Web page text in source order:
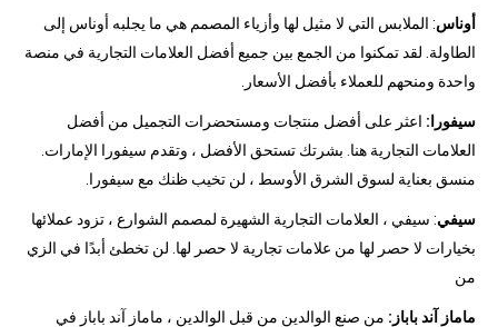
أوناس: الملابس التي لا مثيل لها وأزياء المصمم هي ما يجلبه أوناس إلى
الطاولة. لقد تمكنوا من الجمع بين جميع أفضل العلامات التجارية في منصة
واحدة ومنحهم للعملاء بأفضل الأسعار.
سيفورا: اعثر على أفضل منتجات ومستحضرات التجميل من أفضل
العلامات التجارية هنا. بشرتك تستحق الأفضل ، وتقدم سيفورا الإمارات.
منسق بعناية لسوق الشرق الأوسط ، لن تخيب ظنك مع سيفورا.
سيفي: سيفي ، العلامات التجارية الشهيرة لمصمم الشوارع ، تزود عملائها
بخيارات لا حصر لها من علامات تجارية لا حصر لها. لن تخطئ أبدًا في الزي
من
ماماز آند باباز: من صنع الوالدين من قبل الوالدين ، ماماز آند باباز في